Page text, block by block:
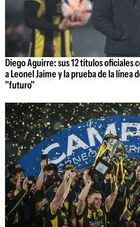
Diego Aguirre: sus 12 títulos oficiales
a Leonel Jaime y la prueba de la línea
"futuro"